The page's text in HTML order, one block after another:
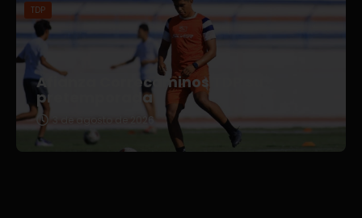
TDP
Afianza Correcaminos TDP su
pretemporada
3 de agosto de 2026